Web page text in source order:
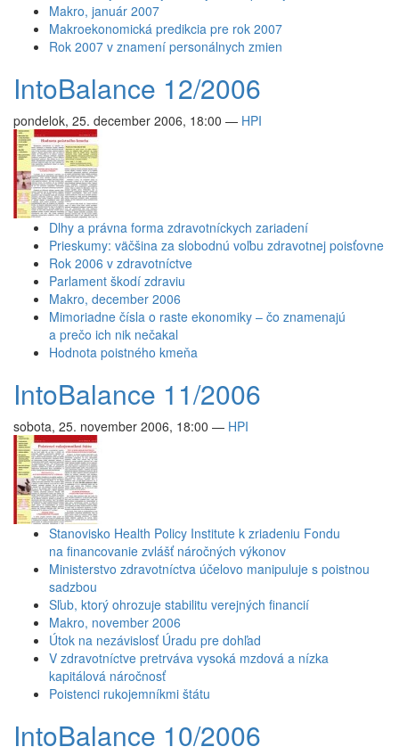
Makro, január 2007
Makroekonomická predikcia pre rok 2007
Rok 2007 v znamení personálnych zmien
IntoBalance 12/2006
pondelok, 25. december 2006, 18:00 — HPI
Dlhy a právna forma zdravotníckych zariadení
Prieskumy: väčšina za slobodnú voľbu zdravotnej poisťovne
Rok 2006 v zdravotníctve
Parlament škodí zdraviu
Makro, december 2006
Mimoriadne čísla o raste ekonomiky – čo znamenajú
a prečo ich nik nečakal
Hodnota poistného kmeňa
IntoBalance 11/2006
sobota, 25. november 2006, 18:00 — HPI
Stanovisko Health Policy Institute k zriadeniu Fondu
na financovanie zvlášť náročných výkonov
Ministerstvo zdravotníctva účelovo manipuluje s poistnou
sadzbou
Sľub, ktorý ohrozuje stabilitu verejných financií
Makro, november 2006
Útok na nezávislosť Úradu pre dohľad
V zdravotníctve pretrváva vysoká mzdová a nízka
kapitálová náročnosť
Poistenci rukojemníkmi štátu
IntoBalance 10/2006